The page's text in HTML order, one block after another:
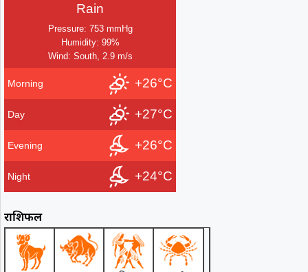
Rain
Pressure: 753 mmHg
Humidity: 99%
Wind: South, 2.9 m/s
Morning +26°C
Day +27°C
Evening +26°C
Night +24°C
राशिफल